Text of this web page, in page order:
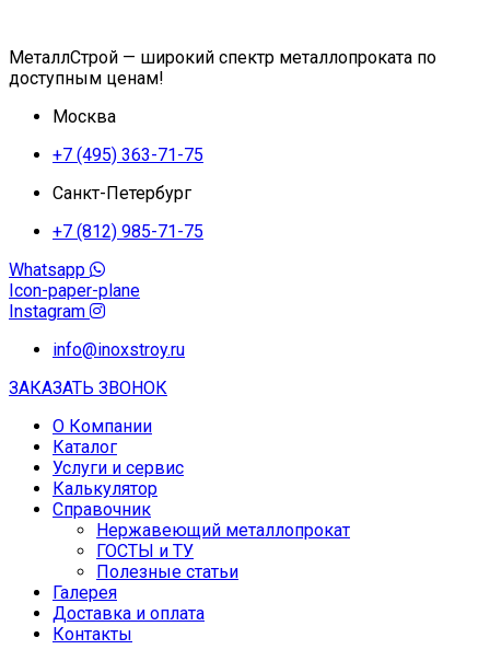
МеталлСтрой — широкий спектр металлопроката по
доступным ценам!
Москва
+7 (495) 363-71-75
Санкт-Петербург
+7 (812) 985-71-75
Whatsapp
Icon-paper-plane
Instagram
info@inoxstroy.ru
ЗАКАЗАТЬ ЗВОНОК
О Компании
Каталог
Услуги и сервис
Калькулятор
Справочник
Нержавеющий металлопрокат
ГОСТЫ и ТУ
Полезные статьи
Галерея
Доставка и оплата
Контакты